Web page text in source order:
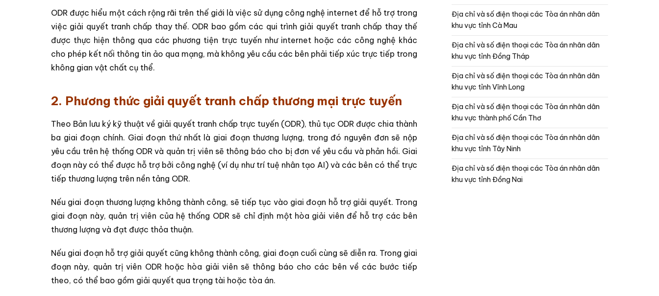
ODR được hiểu một cách rộng rãi trên thế giới là việc sử dụng công nghệ internet để hỗ trợ trong
việc giải quyết tranh chấp thay thế. ODR bao gồm các qui trình giải quyết tranh chấp thay thế
được thực hiện thông qua các phương tiện trực tuyến như internet hoặc các công nghệ khác
cho phép kết nối thông tin ảo qua mạng, mà không yêu cầu các bên phải tiếp xúc trực tiếp trong
không gian vật chất cụ thể.
2. Phương thức giải quyết tranh chấp thương mại trực tuyến
Theo Bản lưu ký kỹ thuật về giải quyết tranh chấp trực tuyến (ODR), thủ tục ODR được chia thành
ba giai đoạn chính. Giai đoạn thứ nhất là giai đoạn thương lượng, trong đó nguyên đơn sẽ nộp
yêu cầu trên hệ thống ODR và quản trị viên sẽ thông báo cho bị đơn về yêu cầu và phản hồi. Giai
đoạn này có thể được hỗ trợ bởi công nghệ (ví dụ như trí tuệ nhân tạo AI) và các bên có thể trực
tiếp thương lượng trên nền tảng ODR.
Nếu giai đoạn thương lượng không thành công, sẽ tiếp tục vào giai đoạn hỗ trợ giải quyết. Trong
giai đoạn này, quản trị viên của hệ thống ODR sẽ chỉ định một hòa giải viên để hỗ trợ các bên
thương lượng và đạt được thỏa thuận.
Nếu giai đoạn hỗ trợ giải quyết cũng không thành công, giai đoạn cuối cùng sẽ diễn ra. Trong giai
đoạn này, quản trị viên ODR hoặc hòa giải viên sẽ thông báo cho các bên về các bước tiếp
theo, có thể bao gồm giải quyết qua trọng tài hoặc tòa án.
Địa chỉ và số điện thoại các Tòa án nhân dân
khu vực tỉnh Cà Mau
Địa chỉ và số điện thoại các Tòa án nhân dân
khu vực tỉnh Đồng Tháp
Địa chỉ và số điện thoại các Tòa án nhân dân
khu vực tỉnh Vĩnh Long
Địa chỉ và số điện thoại các Tòa án nhân dân
khu vực thành phố Cần Thơ
Địa chỉ và số điện thoại các Tòa án nhân dân
khu vực tỉnh Tây Ninh
Địa chỉ và số điện thoại các Tòa án nhân dân
khu vực tỉnh Đồng Nai